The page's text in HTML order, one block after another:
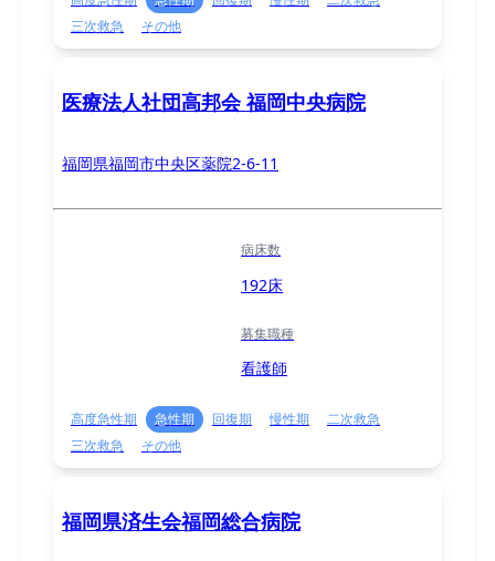
三次救急
その他
医療法人社団高邦会 福岡中央病院
福岡県福岡市中央区薬院2-6-11
病床数
192床
募集職種
看護師
高度急性期 急性期 回復期 慢性期
二次救急
三次救急
その他
福岡県済生会福岡総合病院